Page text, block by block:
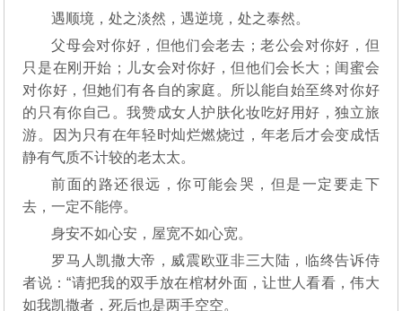
遇顺境，处之淡然，遇逆境，处之泰然。
父母会对你好，但他们会老去；老公会对你好，但
只是在刚开始；儿女会对你好，但他们会长大；闺蜜会
对你好，但她们有各自的家庭。所以能自始至终对你好
的只有你自己。我赞成女人护肤化妆吃好用好，独立旅
游。因为只有在年轻时灿烂燃烧过，年老后才会变成恬
静有气质不计较的老太太。
前面的路还很远，你可能会哭，但是一定要走下
去，一定不能停。
身安不如心安，屋宽不如心宽。
罗马人凯撒大帝，威震欧亚非三大陆，临终告诉侍
者说：“请把我的双手放在棺材外面，让世人看看，伟大
如我凯撒者，死后也是两手空空。